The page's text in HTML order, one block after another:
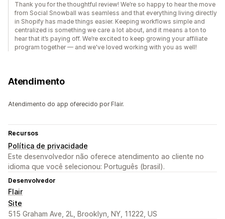
Thank you for the thoughtful review! We’re so happy to hear the move
from Social Snowball was seamless and that everything living directly
in Shopify has made things easier. Keeping workflows simple and
centralized is something we care a lot about, and it means a ton to
hear that it’s paying off. We’re excited to keep growing your affiliate
program together — and we've loved working with you as well!
Atendimento
Atendimento do app oferecido por Flair.
Recursos
Política de privacidade
Este desenvolvedor não oferece atendimento ao cliente no
idioma que você selecionou: Português (brasil).
Desenvolvedor
Flair
Site
515 Graham Ave, 2L, Brooklyn, NY, 11222, US